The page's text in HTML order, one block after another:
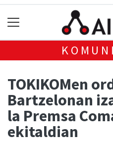
TOKIKOMen
Bartzelonan
la Premsa
ekitaldian